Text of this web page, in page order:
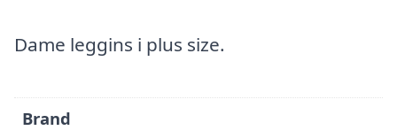
Dame leggins i plus size.
Brand